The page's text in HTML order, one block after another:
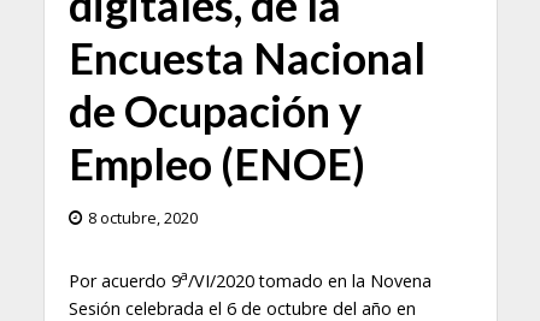
Encuesta Nacional
de Ocupación y
Empleo (ENOE)
8 octubre, 2020
Por acuerdo 9a/VI/2020 tomado en la Novena
Sesión celebrada el 6 de octubre del año en